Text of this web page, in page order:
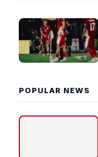
POPULAR NEWS